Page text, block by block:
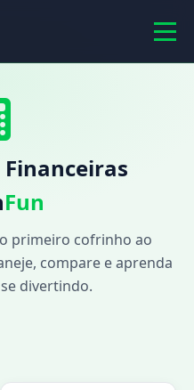
Fun
primeiro cofrinho ao
compare e aprenda
divertindo.